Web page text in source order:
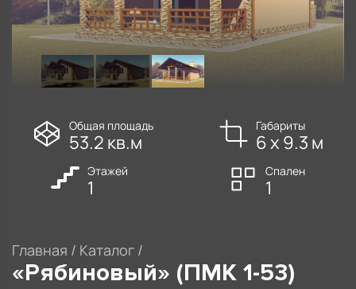
Общая площадь
53.2 кв.м
Габариты
6 х 9.3 м
Этажей
1
Спален
1
Главная / Каталог /
«Рябиновый» (ПМК 1-53)